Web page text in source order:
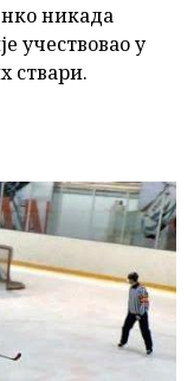
никада
учествовао у
ствари.